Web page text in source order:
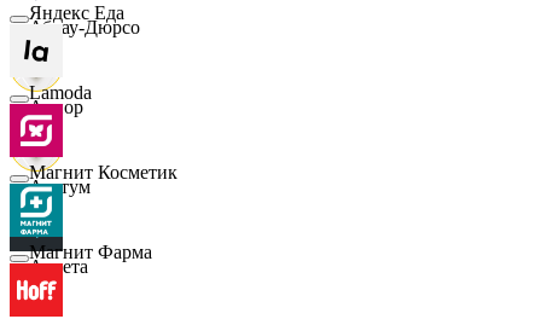
Абрау-Дюрсо
Авиор
Альтум
Аркета
Яндекс Еда
Lamoda
Магнит Косметик
Магнит Фарма